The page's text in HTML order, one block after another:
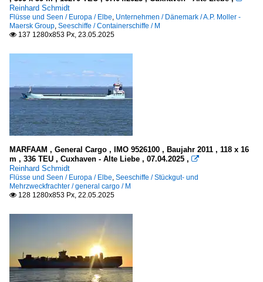
Reinhard Schmidt
Flüsse und Seen / Europa / Elbe, Unternehmen / Dänemark / A.P. Moller -
Maersk Group, Seeschiffe / Containerschiffe / M
 137 1280x853 Px, 23.05.2025
MARFAAM , General Cargo , IMO 9526100 , Baujahr 2011 , 118 x 16
m , 336 TEU , Cuxhaven - Alte Liebe , 07.04.2025 , 
Reinhard Schmidt
Flüsse und Seen / Europa / Elbe, Seeschiffe / Stückgut- und
Mehrzweckfrachter / general cargo / M
 128 1280x853 Px, 22.05.2025